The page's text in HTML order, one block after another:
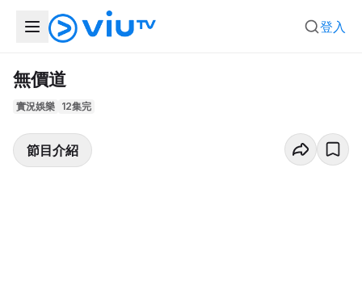
登入
無價道
實況娛樂 12集完
節目介紹